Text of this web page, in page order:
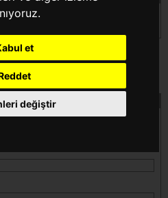
et
değiştir
$replacement , mixed $subject [, int